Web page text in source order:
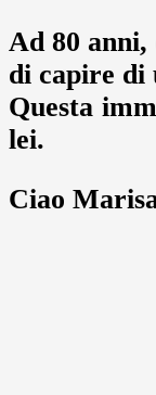
Ad 80
di capire di
Questa
lei.
Ciao